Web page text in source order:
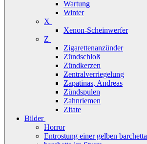
Wartung
Winter
X
Xenon-Scheinwerfer
Z
Zigarettenanzünder
Zündschloß
Zündkerzen
Zentralverriegelung
Zapatinas, Andreas
Zündspulen
Zahnriemen
Zitate
Bilder
Horror
Entrostung einer gelben barchetta